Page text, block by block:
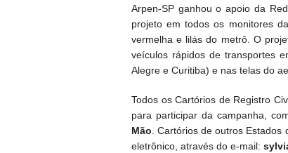
Arpen-SP ganhou o apoio da
projeto em todos os monitores
vermelha e lilás do metrô. O
veículos rápidos de transportes
Alegre e Curitiba) e nas telas do
Todos os Cartórios de Registro
para participar da campanha,
Mão . Cartórios de outros
eletrônico, através do e-mail: